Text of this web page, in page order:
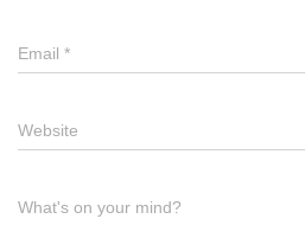
Email *
Website
What's on your mind?